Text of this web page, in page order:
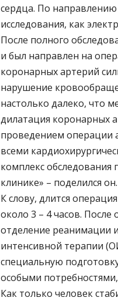
сердца. По
исследования, как
После полного
и был направлен на
коронарных артерий
нарушение
настолько далеко, что
дилатация коронарных
проведением операции
всеми
комплекс
клинике» – поделился он.
К слову, длится
около 3 – 4 часов.
отделение реанимации
интенсивной терапии
специальную
особыми
Как только человек